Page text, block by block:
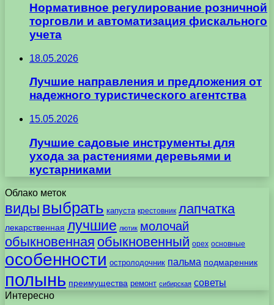
Нормативное регулирование розничной
торговли и автоматизация фискального
учета
18.05.2026
Лучшие направления и предложения от
надежного туристического агентства
15.05.2026
Лучшие садовые инструменты для
ухода за растениями деревьями и
кустарниками
Облако меток
виды выбрать капуста крестовник лапчатка
лекарственная лучшие лютик молочай
обыкновенная обыкновенный орех основные
особенности остролодочник пальма подмаренник
полынь преимущества ремонт сибирская советы
Интересно